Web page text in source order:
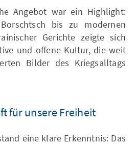
Angebot war ein Highlight:
bis zu modernen
Gerichte zeigte sich
und offene Kultur, die weit
Bilder des Kriegsalltags
für unsere Freiheit
eine klare Erkenntnis: Das